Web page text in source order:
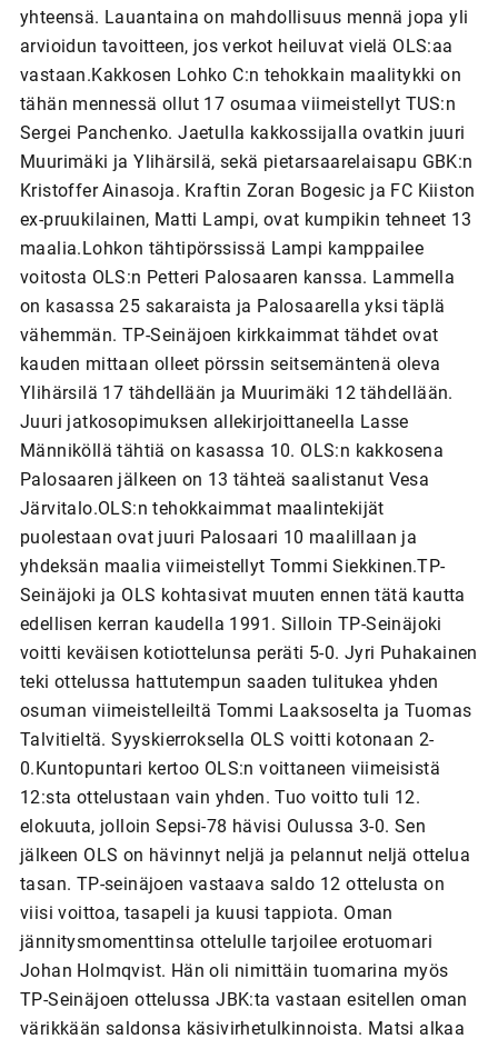
yhteensä. Lauantaina on mahdollisuus mennä jopa yli
arvioidun tavoitteen, jos verkot heiluvat vielä OLS:aa
vastaan.Kakkosen Lohko C:n tehokkain maalitykki on
tähän mennessä ollut 17 osumaa viimeistellyt TUS:n
Sergei Panchenko. Jaetulla kakkossijalla ovatkin juuri
Muurimäki ja Ylihärsilä, sekä pietarsaarelaisapu GBK:n
Kristoffer Ainasoja. Kraftin Zoran Bogesic ja FC Kiiston
ex-pruukilainen, Matti Lampi, ovat kumpikin tehneet 13
maalia.Lohkon tähtipörssissä Lampi kamppailee
voitosta OLS:n Petteri Palosaaren kanssa. Lammella
on kasassa 25 sakaraista ja Palosaarella yksi täplä
vähemmän. TP-Seinäjoen kirkkaimmat tähdet ovat
kauden mittaan olleet pörssin seitsemäntenä oleva
Ylihärsilä 17 tähdellään ja Muurimäki 12 tähdellään.
Juuri jatkosopimuksen allekirjoittaneella Lasse
Männiköllä tähtiä on kasassa 10. OLS:n kakkosena
Palosaaren jälkeen on 13 tähteä saalistanut Vesa
Järvitalo.OLS:n tehokkaimmat maalintekijät
puolestaan ovat juuri Palosaari 10 maalillaan ja
yhdeksän maalia viimeistellyt Tommi Siekkinen.TP-
Seinäjoki ja OLS kohtasivat muuten ennen tätä kautta
edellisen kerran kaudella 1991. Silloin TP-Seinäjoki
voitti keväisen kotiottelunsa peräti 5-0. Jyri Puhakainen
teki ottelussa hattutempun saaden tulitukea yhden
osuman viimeistelleiltä Tommi Laaksoselta ja Tuomas
Talvitieltä. Syyskierroksella OLS voitti kotonaan 2-
0.Kuntopuntari kertoo OLS:n voittaneen viimeisistä
12:sta ottelustaan vain yhden. Tuo voitto tuli 12.
elokuuta, jolloin Sepsi-78 hävisi Oulussa 3-0. Sen
jälkeen OLS on hävinnyt neljä ja pelannut neljä ottelua
tasan. TP-seinäjoen vastaava saldo 12 ottelusta on
viisi voittoa, tasapeli ja kuusi tappiota. Oman
jännitysmomenttinsa ottelulle tarjoilee erotuomari
Johan Holmqvist. Hän oli nimittäin tuomarina myös
TP-Seinäjoen ottelussa JBK:ta vastaan esitellen oman
värikkään saldonsa käsivirhetulkinnoista. Matsi alkaa